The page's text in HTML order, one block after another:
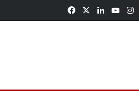
FacebookLinkedIn